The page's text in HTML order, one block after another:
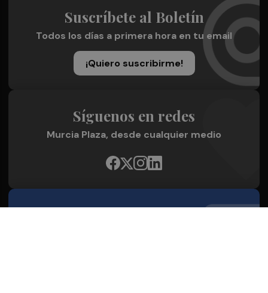
Suscríbete al Boletín
Todos los días a primera hora en tu email
¡Quiero suscribirme!
Síguenos en redes
Murcia Plaza, desde cualquier medio